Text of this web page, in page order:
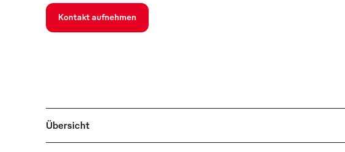
Kontakt aufnehmen
Übersicht